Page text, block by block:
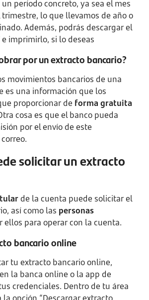
período concreto, ya sea el mes
lo que llevamos de año o
Además, podrás descargar el
e imprimirlo, si lo deseas
por un extracto bancario?
movimientos bancarios de una
es una información que los
proporcionar de forma gratuita
cosa es que el banco pueda
por el envío de este
solicitar un extracto
de la cuenta puede solicitar el
así como las personas
ellos para operar con la cuenta.
bancario online
tu extracto bancario online,
la banca online o la app de
credenciales. Dentro de tu área